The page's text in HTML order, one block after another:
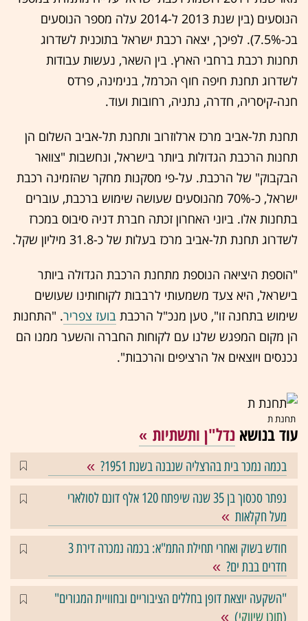
הנוסעים (בין שנת 2013 ל-2014 עלה מספר הנוסעים
בכ-7.5%). לפיכך, יצאה רכבת ישראל בתוכנית לשדרוג
תחנות רכבת ברחבי הארץ. בין השאר, נעשות עבודות
לשדרוג תחנת חיפה חוף הכרמל, בנימינה, פרדס
חנה-קיסריה, חדרה, נתניה, רחובות ועוד.
תחנת תל-אביב מרכז ארלוזרוב ותחנת תל-אביב השלום הן
תחנות הרכבת הגדולות ביותר בישראל, ונחשבות "צוואר
הבקבוק" של הרכבת. על-פי מסקנות מחקר שהזמינה רכבת
ישראל, כ-70% מהנוסעים שעושה שימוש ברכבת, עוברים
בתחנות אלו. ביוני האחרון זכתה חברת דניה סיבוס במכרז
לשדרוג תחנת תל-אביב מרכז בעלות של כ-31.8 מיליון שקל.
"הוספת היציאה הנוספת מתחנת הרכבת הגדולה ביותר
בישראל, היא צעד משמעותי לרבבות לקוחותינו שעושים
שימוש בתחנה זו", טען מנכ"ל הרכבת בועז צפריר. "התחנות
הן מקום המפגש שלנו עם לקוחות החברה והשער ממנו הם
נכנסים ויוצאים אל הרציפים והרכבות".
תחנת ת
עוד בנושא נדל"ן ותשתיות
בכמה נמכר בית בהרצליה שנבנה בשנת 1951?
נפתר סכסוך בן 35 שנה שיפתח 120 אלף דונם לסולארי
מעל חקלאות
חודש בשוק ואחרי תחילת התמ"א: בכמה נמכרה דירת 3
חדרים בבת ים?
"השקעה יוצאת דופן בחללים הציבוריים ובחוויית המגורים"
(תוכן שיווקי)